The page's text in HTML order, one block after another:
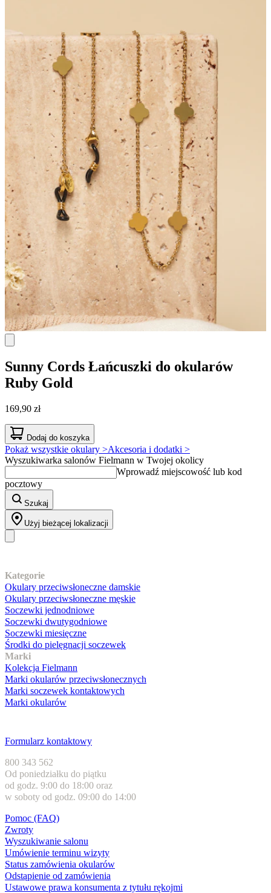
Sunny Cords Łańcuszki do okularów
Ruby Gold
169,90 zł
Dodaj do koszyka
Pokaż wszystkie okulary >Akcesoria i dodatki >
Wyszukiwarka salonów Fielmann w Twojej okolicy
Wprowadź miejscowość lub kod
pocztowy
Szukaj
Użyj bieżącej lokalizacji
Kategorie
Okulary przeciwsłoneczne damskie
Okulary przeciwsłoneczne męskie
Soczewki jednodniowe
Soczewki dwutygodniowe
Soczewki miesięczne
Środki do pielęgnacji soczewek
Marki
Kolekcja Fielmann
Marki okularów przeciwsłonecznych
Marki soczewek kontaktowych
Marki okularów
Formularz kontaktowy
800 343 562
Od poniedziałku do piątku
od godz. 9:00 do 18:00 oraz
w soboty od godz. 09:00 do 14:00
Pomoc (FAQ)
Zwroty
Wyszukiwanie salonu
Umówienie terminu wizyty
Status zamówienia okularów
Odstąpienie od zamówienia
Ustawowe prawa konsumenta z tytułu rękojmi